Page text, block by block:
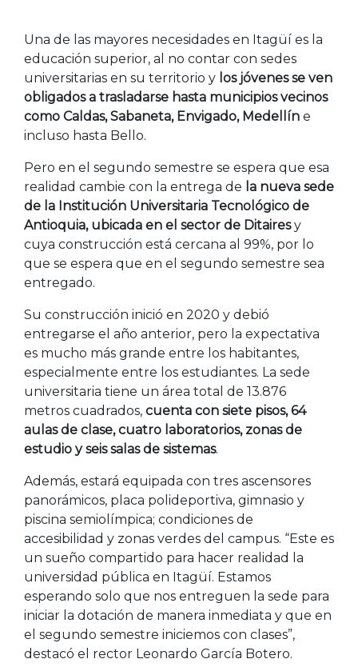
Una de las mayores necesidades en Itagüí es la
educación superior, al no contar con sedes
universitarias en su territorio y los jóvenes se ven
obligados a trasladarse hasta municipios vecinos
como Caldas, Sabaneta, Envigado, Medellín e
incluso hasta Bello.
Pero en el segundo semestre se espera que esa
realidad cambie con la entrega de la nueva sede
de la Institución Universitaria Tecnológico de
Antioquia, ubicada en el sector de Ditairesy
cuya construcción está cercana al 99%, por lo
que se espera que en el segundo semestre sea
entregado.
Su construcción inició en 2020 y debió
entregarse el año anterior, pero la expectativa
es mucho más grande entre los habitantes,
especialmente entre los estudiantes. La sede
universitaria tiene un área total de 13.876
metros cuadrados, cuenta con siete pisos, 64
aulas de clase, cuatro laboratorios, zonas de
estudio y seis salas de sistemas.
Además, estará equipada con tres ascensores
panorámicos, placa polideportiva, gimnasio y
piscina semiolímpica; condiciones de
accesibilidad y zonas verdes del campus. “Este es
un sueño compartido para hacer realidad la
universidad pública en Itagüí. Estamos
esperando solo que nos entreguen la sede para
iniciar la dotación de manera inmediata y que en
el segundo semestre iniciemos con clases”,
destacó el rector Leonardo García Botero.